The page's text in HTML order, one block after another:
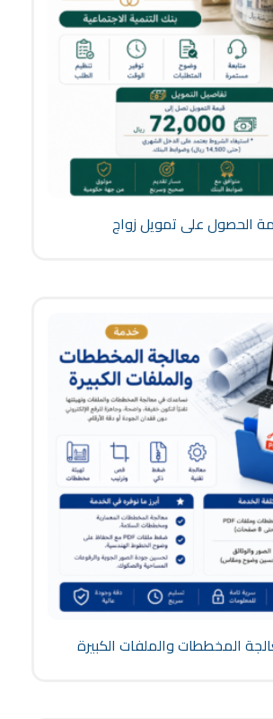
الحصول على تمويل زواج
المخططات والملفات الكبيرة